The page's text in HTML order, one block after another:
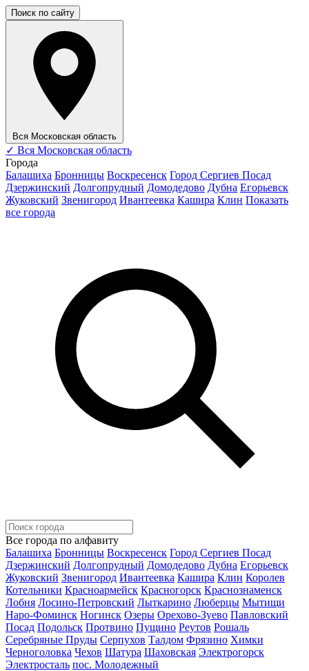
Поиск по сайту
Вся Московская область
✓ Вся Московская область
Города
Балашиха Бронницы Воскресенск Город Сергиев Посад
Дзержинский Долгопрудный Домодедово Дубна Егорьевск
Жуковский Звенигород Ивантеевка Кашира Клин Показать
все города
Все города по алфавиту
Балашиха Бронницы Воскресенск Город Сергиев Посад
Дзержинский Долгопрудный Домодедово Дубна Егорьевск
Жуковский Звенигород Ивантеевка Кашира Клин Королев
Котельники Красноармейск Красногорск Краснознаменск
Лобня Лосино-Петровский Лыткарино Люберцы Мытищи
Наро-Фоминск Ногинск Озеры Орехово-Зуево Павловский
Посад Подольск Протвино Пущино Реутов Рошаль
Серебряные Пруды Серпухов Талдом Фрязино Химки
Черноголовка Чехов Шатура Шаховская Электрогорск
Электросталь пос. Молодежный